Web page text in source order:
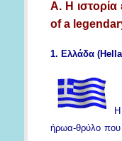
Α. Η
of a
1. Ελλάδα
Η
ήρωα-θρύλο που